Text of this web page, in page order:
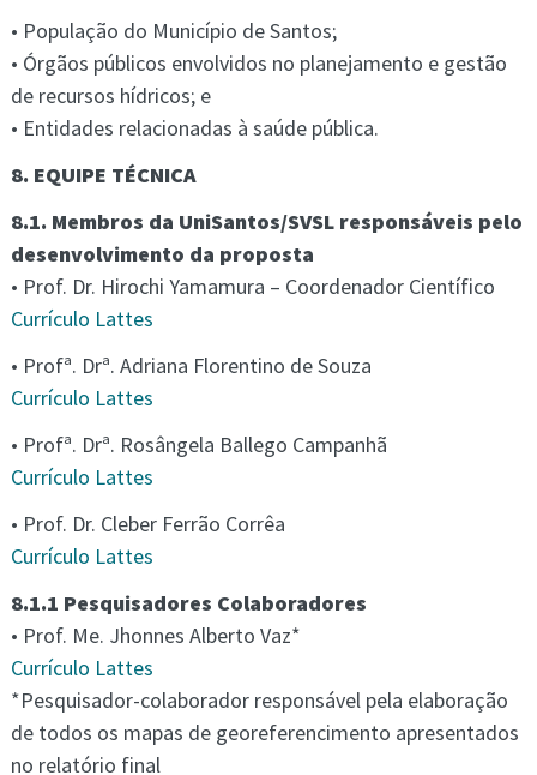
• População do Município de Santos;
• Órgãos públicos envolvidos no planejamento e gestão
de recursos hídricos; e
• Entidades relacionadas à saúde pública.
8. EQUIPE TÉCNICA
8.1. Membros da UniSantos/SVSL responsáveis pelo
desenvolvimento da proposta
• Prof. Dr. Hirochi Yamamura – Coordenador Científico
Currículo Lattes
• Profª. Drª. Adriana Florentino de Souza
Currículo Lattes
• Profª. Drª. Rosângela Ballego Campanhã
Currículo Lattes
• Prof. Dr. Cleber Ferrão Corrêa
Currículo Lattes
8.1.1 Pesquisadores Colaboradores
• Prof. Me. Jhonnes Alberto Vaz*
Currículo Lattes
*Pesquisador-colaborador responsável pela elaboração
de todos os mapas de georeferencimento apresentados
no relatório final